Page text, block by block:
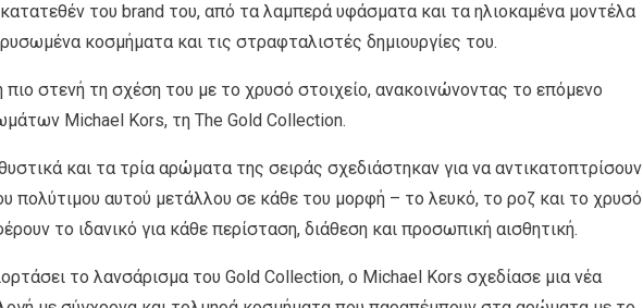
του brand του, από τα λαμπερά υφάσματα και τα ηλιοκαμένα μοντέλα
κοσμήματα και τις στραφταλιστές δημιουργίες του.
στενή τη σχέση του με το χρυσό στοιχείο, ανακοινώνοντας το επόμενο
Michael Kors, τη The Gold Collection.
και τα τρία αρώματα της σειράς σχεδιάστηκαν για να αντικατοπτρίσουν
πολύτιμου αυτού μετάλλου σε κάθε του μορφή – το λευκό, το ροζ και το χρυσό
το ιδανικό για κάθε περίσταση, διάθεση και προσωπική αισθητική.
το λανσάρισμα του Gold Collection, ο Michael Kors σχεδίασε μια νέα